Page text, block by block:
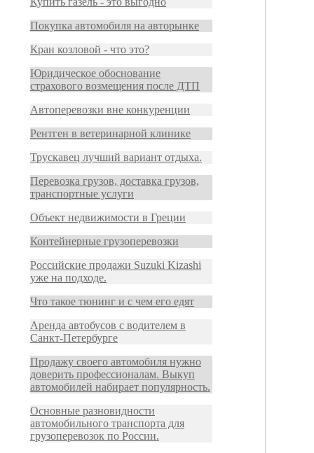
Покупка автомобиля на авторынке
Кран козловой - что это?
Юридическое обоснование
страхового возмещения после ДТП
Автоперевозки вне конкуренции
Рентген в ветеринарной клинике
Трускавец лучший вариант отдыха.
Перевозка грузов, доставка грузов,
транспортные услуги
Объект недвижимости в Греции
Контейнерные грузоперевозки
Российские продажи Suzuki Kizashi
уже на подходе.
Что такое тюнинг и с чем его едят
Аренда автобусов с водителем в
Санкт-Петербурге
Продажу своего автомобиля нужно
доверить профессионалам. Выкуп
автомобилей набирает популярность.
Основные разновидности
автомобильного транспорта для
грузоперевозок по России.